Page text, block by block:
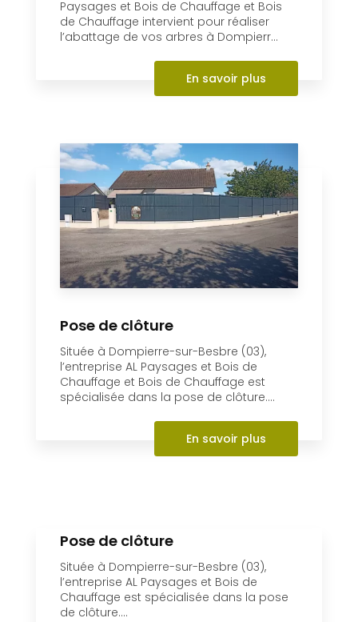
Paysages et Bois de Chauffage et Bois
de Chauffage intervient pour réaliser
l’abattage de vos arbres à Dompierr...
En savoir plus
Pose de clôture
Située à Dompierre-sur-Besbre (03),
l’entreprise AL Paysages et Bois de
Chauffage et Bois de Chauffage est
spécialisée dans la pose de clôture....
En savoir plus
Pose de clôture
Située à Dompierre-sur-Besbre (03),
l’entreprise AL Paysages et Bois de
Chauffage est spécialisée dans la pose
de clôture....